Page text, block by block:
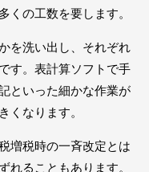
くの工数を要します。
を洗い出し、それぞれ
す。表計算ソフトで手
といった細かな作業が
くなります。
増税時の一斉改定とは
れることもあります。